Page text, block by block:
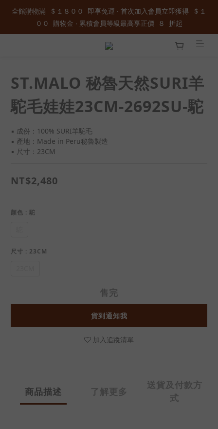
全館購物滿  ＄１８００  即享免運 ‧ 首次加入會員立即獲得  ＄１
００  購物金 ‧ 累積會員等級最高享正價  ８  折起
全館購物滿  ＄１８００  即享免運 ‧ 首次加入會員立即獲得  ＄１
００  購物金 ‧ 累積會員等級最高享正價  ８  折起
加入官方LINE ID : @wau4368o 享額外秘密折扣
全館購物滿  ＄１８００  即享免運 ‧ 首次加入會員立即獲得  ＄１
００  購物金 ‧ 累積會員等級最高享正價  ８  折起
ST.MALO 秘魯天然SURI羊
駝毛娃娃23CM-2692SU-駝
▪️ 成份：100% SURI羊駝毛
▪️ 產地：Made in Peru秘魯製造
▪️ 尺寸：23CM
NT$2,480
顏色 : 駝
尺寸 : 23CM
售完
貨到通知我
加入追蹤清單
商品描述 了解更多
送貨及付款方
式